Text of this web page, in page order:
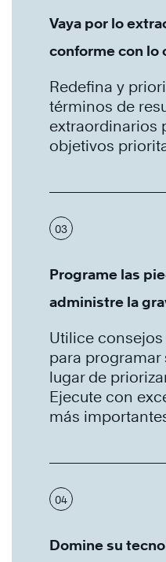
Vaya por lo
conforme con lo
Redefina y
términos de
extraordinarios
objetivos
03
Programe las
administre la
Utilice
para programar
lugar de
Ejecute con
más
04
Domine su